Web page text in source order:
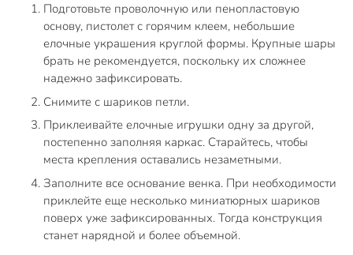
Подготовьте проволочную или пенопластовую
основу, пистолет с горячим клеем, небольшие
елочные украшения круглой формы. Крупные шары
брать не рекомендуется, поскольку их сложнее
надежно зафиксировать.
Снимите с шариков петли.
Приклеивайте елочные игрушки одну за другой,
постепенно заполняя каркас. Старайтесь, чтобы
места крепления оставались незаметными.
Заполните все основание венка. При необходимости
приклейте еще несколько миниатюрных шариков
поверх уже зафиксированных. Тогда конструкция
станет нарядной и более объемной.